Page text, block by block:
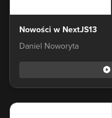
Nowości w NextJS13
Daniel Noworyta